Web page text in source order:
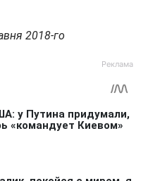
2018-го